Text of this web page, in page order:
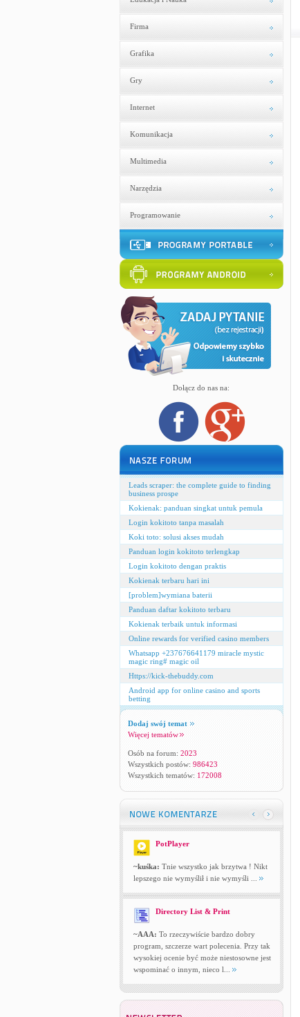
Firma
Grafika
Gry
Internet
Komunikacja
Multimedia
Narzędzia
Programowanie
Dołącz do nas na:
Leads scraper: the complete guide to finding
business prospe
Kokienak: panduan singkat untuk pemula
Login kokitoto tanpa masalah
Koki toto: solusi akses mudah
Panduan login kokitoto terlengkap
Login kokitoto dengan praktis
Kokienak terbaru hari ini
[problem]wymiana baterii
Panduan daftar kokitoto terbaru
Kokienak terbaik untuk informasi
Online rewards for verified casino members
Whatsapp +237676641179 miracle mystic
magic ring# magic oil
Https://kick-thebuddy.com
Android app for online casino and sports
betting
Dodaj swój temat
Więcej tematów
Osób na forum: 2023
Wszystkich postów: 986423
Wszystkich tematów: 172008
PotPlayer
~kuśka: Tnie wszystko jak brzytwa ! Nikt
lepszego nie wymyślił i nie wymyśli ...
Directory List & Print
~AAA: To rzeczywiście bardzo dobry
program, szczerze wart polecenia. Przy tak
wysokiej ocenie być może niestosowne jest
wspominać o innym, nieco l...